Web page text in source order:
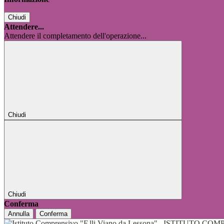
Chiudi
Attendere...
Attendere il completamento dell'operazione...
Chiudi
Chiudi
Conferma
Annulla Conferma